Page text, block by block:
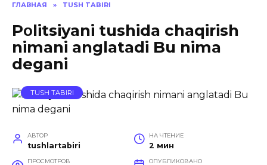
ГЛАВНАЯ » TUSH TABIRI
Pοlitsiyani tushida chaqirish
nimani anglatadi Bu nima
degani
TUSH TABIRI
АВТОР
tushlartabiri
НА ЧТЕНИЕ
2 мин
ПРОСМОТРОВ ОПУБЛИКОВАНО